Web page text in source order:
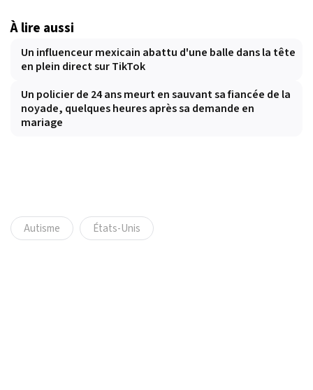
À lire aussi
Un influenceur mexicain abattu d'une balle dans la tête
en plein direct sur TikTok
Un policier de 24 ans meurt en sauvant sa fiancée de la
noyade, quelques heures après sa demande en
mariage
Autisme États-Unis